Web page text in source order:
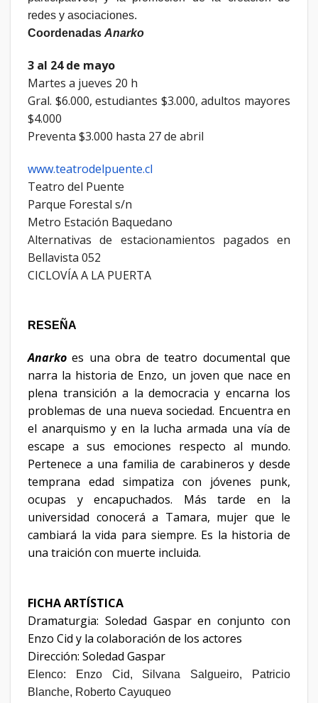
redes y asociaciones.
Coordenadas Anarko
3 al 24 de mayo
Martes a jueves 20 h
Gral. $6.000, estudiantes $3.000, adultos mayores
$4.000
Preventa $3.000 hasta 27 de abril
www.teatrodelpuente.cl
Teatro del Puente
Parque Forestal s/n
Metro Estación Baquedano
Alternativas de estacionamientos pagados en
Bellavista 052
CICLOVÍA A LA PUERTA
RESEÑA
Anarko es una obra de teatro documental que
narra la historia de Enzo, un joven que nace en
plena transición a la democracia y encarna los
problemas de una nueva sociedad. Encuentra en
el anarquismo y en la lucha armada una vía de
escape a sus emociones respecto al mundo.
Pertenece a una familia de carabineros y desde
temprana edad simpatiza con jóvenes punk,
ocupas y encapuchados. Más tarde en la
universidad conocerá a Tamara, mujer que le
cambiará la vida para siempre. Es la historia de
una traición con muerte incluida.
FICHA ARTÍSTICA
Dramaturgia: Soledad Gaspar en conjunto con
Enzo Cid y la colaboración de los actores
Dirección: Soledad Gaspar
Elenco: Enzo Cid, Silvana Salgueiro, Patricio
Blanche, Roberto Cayuqueo